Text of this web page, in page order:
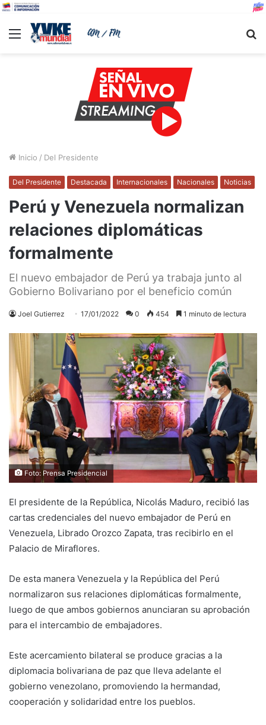
Menu
Inicio / Del Presidente
Del Presidente Destacada Internacionales Nacionales Noticias
Perú y Venezuela normalizan
relaciones diplomáticas
formalmente
El nuevo embajador de Perú ya trabaja junto al
Gobierno Bolivariano por el beneficio común
Joel Gutierrez 17/01/2022 0 454 1 minuto de lectura
Foto: Prensa Presidencial
El presidente de la República, Nicolás Maduro, recibió las
cartas credenciales del nuevo embajador de Perú en
Venezuela, Librado Orozco Zapata, tras recibirlo en el
Palacio de Miraflores.
De esta manera Venezuela y la República del Perú
normalizaron sus relaciones diplomáticas formalmente,
luego de que ambos gobiernos anunciaran su aprobación
para el intercambio de embajadores.
Este acercamiento bilateral se produce gracias a la
diplomacia bolivariana de paz que lleva adelante el
gobierno venezolano, promoviendo la hermandad,
cooperación y solidaridad entre los pueblos.